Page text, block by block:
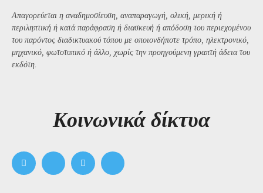
Απαγορεύεται η αναδημοσίευση, αναπαραγωγή, ολική, μερική ή
περιληπτική ή κατά παράφραση ή διασκευή ή απόδοση του περιεχομένου
του παρόντος διαδικτυακού τόπου με οποιονδήποτε τρόπο, ηλεκτρονικό,
μηχανικό, φωτοτυπικό ή άλλο, χωρίς την προηγούμενη γραπτή άδεια του
εκδότη.
Kοινωνικά δίκτυα